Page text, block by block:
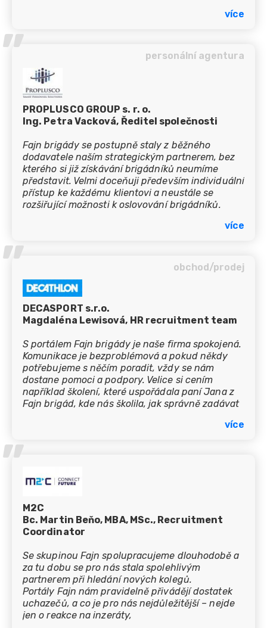
více
’’ personální agentura
PROPLUSCO GROUP s. r. o.
Ing. Petra Vacková, Ředitel společnosti
Fajn brigády se postupně staly z běžného
dodavatele naším strategickým partnerem, bez
kterého si již získávání brigádníků neumíme
představit. Velmi doceňuji především individuální
přístup ke každému klientovi a neustále se
rozšiřující možnosti k oslovování brigádníků.
Fajn brigády poskytují, jsou v porovnání s jejich
méně efektivní inzerce u konkurence, což nám
více
’’ obchod/prodej
DECASPORT s.r.o.
Magdaléna Lewisová, HR recruitment team
S portálem Fajn brigády je naše firma spokojená.
Komunikace je bezproblémová a pokud někdy
potřebujeme s něčím poradit, vždy se nám
dostane pomoci a podpory. Velice si cením
například školení, které uspořádala paní Jana z
Fajn brigád, kde nás školila, jak správně zadávat
inzerce. Fajn brigády jsou: pohodová spolupráce,
více
’’
M2C
Bc. Martin Beňo, MBA, MSc., Recruitment
Coordinator
Se skupinou Fajn spolupracujeme dlouhodobě a
za tu dobu se pro nás stala spolehlivým
partnerem při hledání nových kolegů.
Portály Fajn nám pravidelně přivádějí dostatek
uchazečů, a co je pro nás nejdůležitější – nejde
jen o reakce na inzeráty,